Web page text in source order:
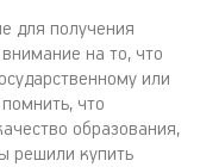
для получения
на то, что
или
что
образования,
решили купить